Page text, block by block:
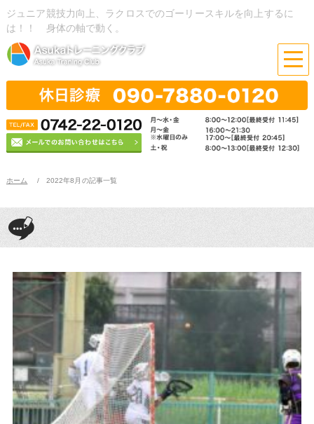
ジュニア競技力向上、ラクロスでのゴーリースキルを向上するに
は！！ 身体の軸で動く。
ホーム 2022年8月の記事一覧